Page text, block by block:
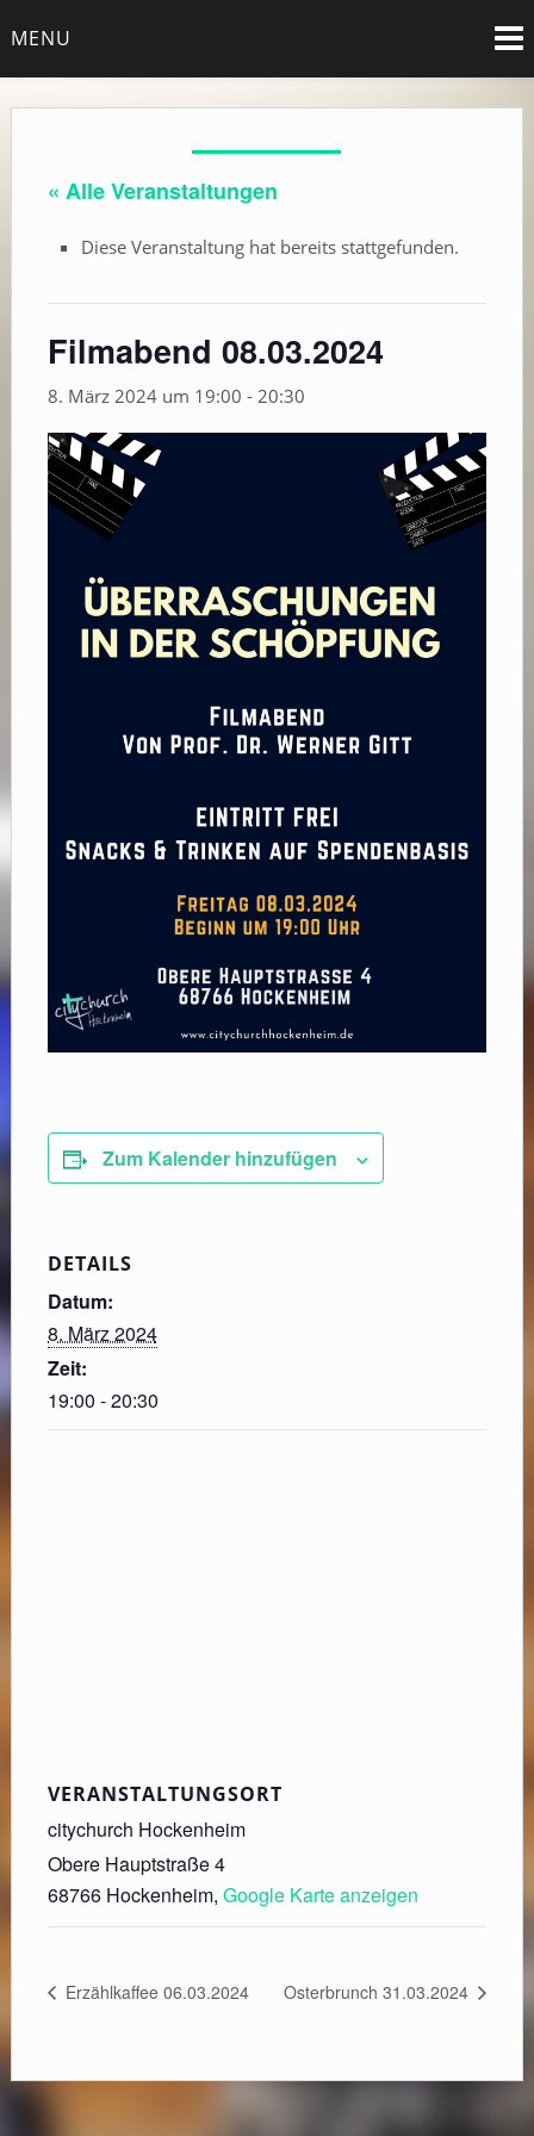
toMENU
« Alle Veranstaltungen
Diese Veranstaltung hat bereits stattgefunden.
Filmabend 08.03.2024
8. März 2024 um 19:00 - 20:30
Zum Kalender hinzufügen
DETAILS
Datum:
8. März 2024
Zeit:
19:00 - 20:30
VERANSTALTUNGSORT
citychurch Hockenheim
Obere Hauptstraße 4
68766 Hockenheim, Google Karte anzeigen
Erzählkaffee 06.03.2024 Osterbrunch 31.03.2024